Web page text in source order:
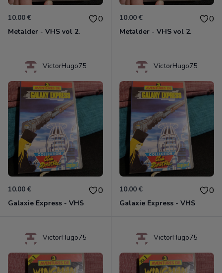
10.00 € 0
Metalder - VHS vol 2.
10.00 € 0
Metalder - VHS vol 2.
VictorHugo75
10.00 € 0
Galaxie Express - VHS
VictorHugo75
10.00 € 0
Galaxie Express - VHS
VictorHugo75 VictorHugo75